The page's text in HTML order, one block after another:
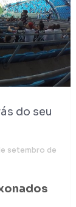
do seu
setembro de